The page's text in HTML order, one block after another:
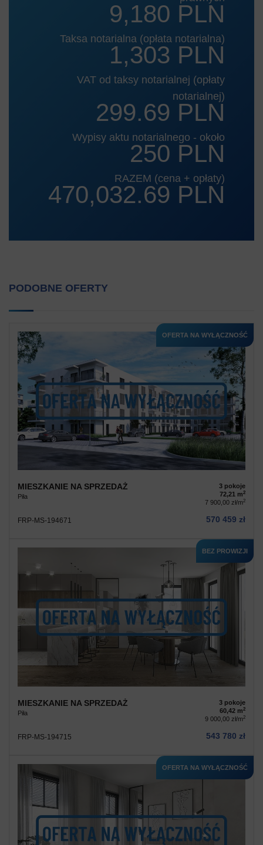
9,180 PLN
Taksa notarialna (opłata notarialna)
1,303 PLN
VAT od taksy notarialnej (opłaty
notarialnej)
299.69 PLN
Wypisy aktu notarialnego - około
250 PLN
RAZEM (cena + opłaty)
470,032.69 PLN
PODOBNE OFERTY
OFERTA NA WYŁĄCZNOŚĆ
MIESZKANIE NA SPRZEDAŻ
Piła
3 pokoje
72,21 m2
7 900,00 zł/m2
FRP-MS-194671 570 459 zł
BEZ PROWIZJI
MIESZKANIE NA SPRZEDAŻ
Piła
3 pokoje
60,42 m2
9 000,00 zł/m2
FRP-MS-194715 543 780 zł
OFERTA NA WYŁĄCZNOŚĆ